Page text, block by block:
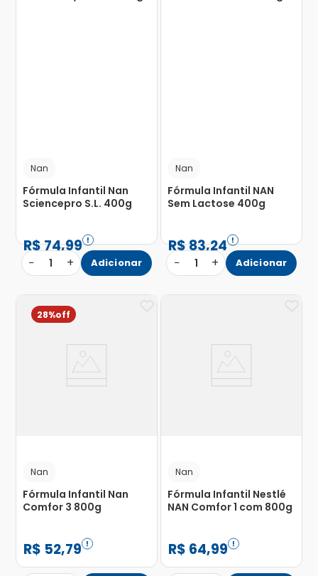
Nan
Fórmula Infantil Nan
Sciencepro S.L. 400g
R$74,99
− 1 + Adicionar
Nan
Fórmula Infantil NAN
Sem Lactose 400g
R$83,24
− 1 + Adicionar
28%
Nan
Fórmula Infantil Nan
Comfor 3 800g
R$ 52,79
Nan
Fórmula Infantil Nestlé
NAN Comfor 1 com 800g
R$ 64,99